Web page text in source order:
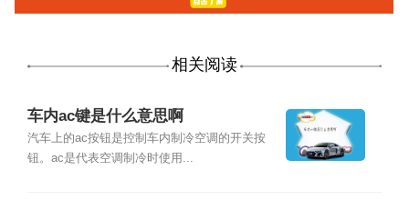
相关阅读
车内ac键是什么意思啊
汽车上的ac按钮是控制车内制冷空调的开关按
钮。ac是代表空调制冷时使用...